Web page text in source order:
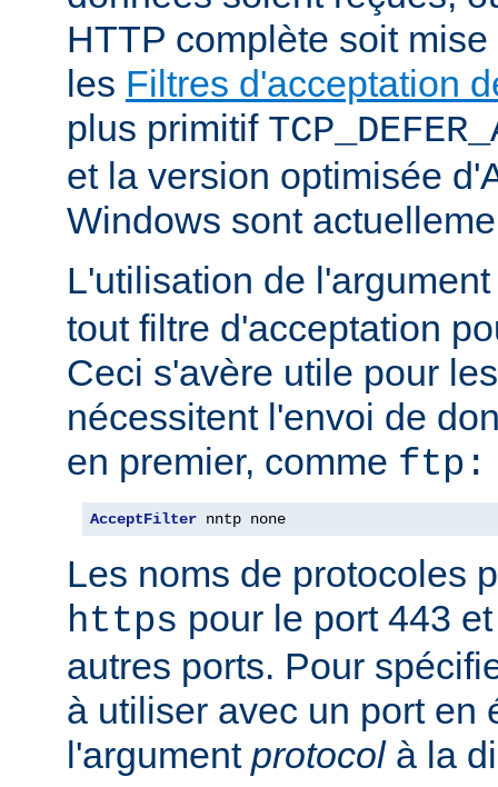
HTTP complète soit
les Filtres d'acceptation
plus primitif
et la version optimisée
Windows sont
L'utilisation de
tout filtre d'acceptation
Ceci s'avère utile pour
nécessitent l'envoi de
en premier, comme ftp:
AcceptFilter nntp none
Les noms de protocoles
https pour le port 443
autres ports. Pour
à utiliser avec un port en
l'argument protocolà la